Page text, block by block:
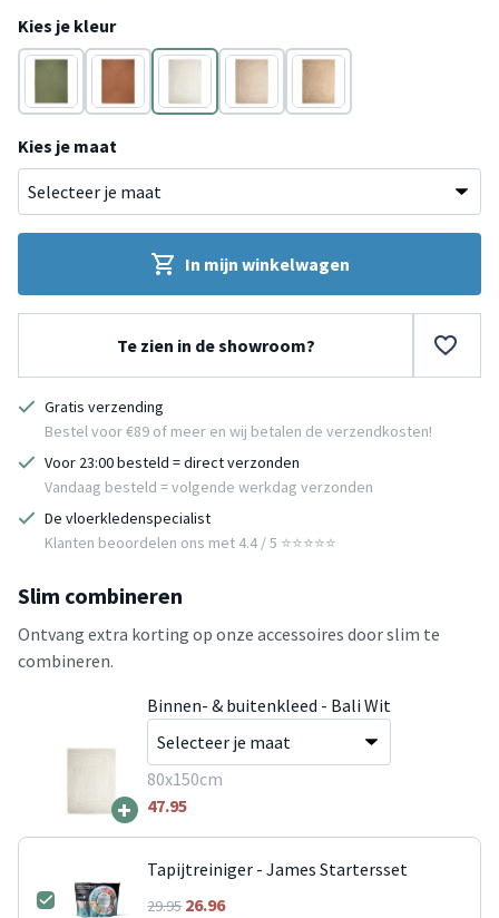
Kies je kleur
Groen Terracotta
Wit Beige
Bruin
Kies je maat
In mijn winkelwagen
Te zien in de showroom?
Gratis verzending
Bestel voor €89 of meer en wij betalen de verzendkosten!
Voor 23:00 besteld = direct verzonden
Vandaag besteld = volgende werkdag verzonden
De vloerkledenspecialist
Klanten beoordelen ons met 4.4 / 5 ⭐⭐⭐⭐⭐
Slim combineren
Ontvang extra korting op onze accessoires door slim te
combineren.
+
Binnen- & buitenkleed - Bali Wit
80x150cm
47.95
Tapijtreiniger - James Startersset
29.9526.96